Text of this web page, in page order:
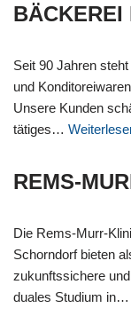
BÄCKEREI
Seit 90 Jahren
und
Unsere Kunden
tätiges…
REMS-
Die Rems-Murr-
Schorndorf bieten
zukunftssichere
duales Studium in…